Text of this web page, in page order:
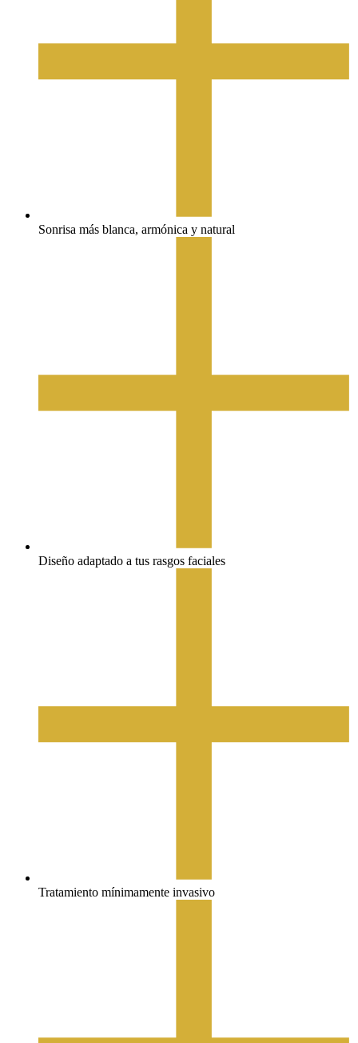
Sonrisa más blanca, armónica y natural
Diseño adaptado a tus rasgos faciales
Tratamiento mínimamente invasivo